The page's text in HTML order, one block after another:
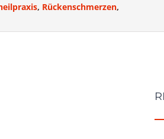
, Rückenschmerzen,